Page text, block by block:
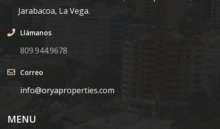
Jarabacoa, La Vega.
Llámanos
809.944.9678
Correo
info@oryaproperties.com
MENU